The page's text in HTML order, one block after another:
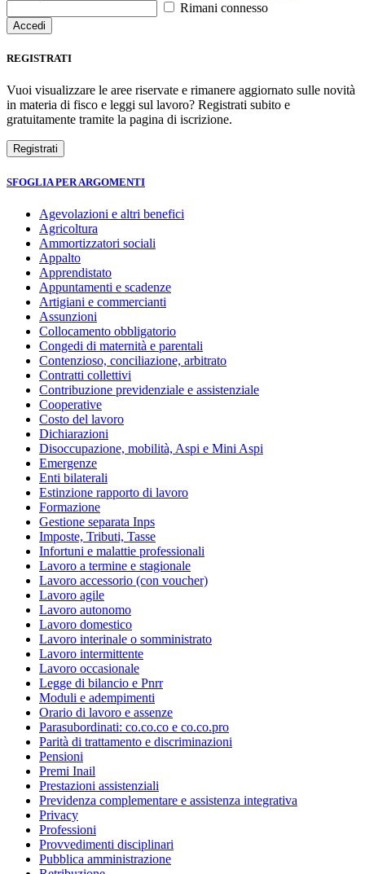
Rimani connesso
REGISTRATI
Vuoi visualizzare le aree riservate e rimanere aggiornato sulle novità
in materia di fisco e leggi sul lavoro? Registrati subito e
gratuitamente tramite la pagina di iscrizione.
SFOGLIA PER ARGOMENTI
Agevolazioni e altri benefici
Agricoltura
Ammortizzatori sociali
Appalto
Apprendistato
Appuntamenti e scadenze
Artigiani e commercianti
Assunzioni
Collocamento obbligatorio
Congedi di maternità e parentali
Contenzioso, conciliazione, arbitrato
Contratti collettivi
Contribuzione previdenziale e assistenziale
Cooperative
Costo del lavoro
Dichiarazioni
Disoccupazione, mobilità, Aspi e Mini Aspi
Emergenze
Enti bilaterali
Estinzione rapporto di lavoro
Formazione
Gestione separata Inps
Imposte, Tributi, Tasse
Infortuni e malattie professionali
Lavoro a termine e stagionale
Lavoro accessorio (con voucher)
Lavoro agile
Lavoro autonomo
Lavoro domestico
Lavoro interinale o somministrato
Lavoro intermittente
Lavoro occasionale
Legge di bilancio e Pnrr
Moduli e adempimenti
Orario di lavoro e assenze
Parasubordinati: co.co.co e co.co.pro
Parità di trattamento e discriminazioni
Pensioni
Premi Inail
Prestazioni assistenziali
Previdenza complementare e assistenza integrativa
Privacy
Professioni
Provvedimenti disciplinari
Pubblica amministrazione